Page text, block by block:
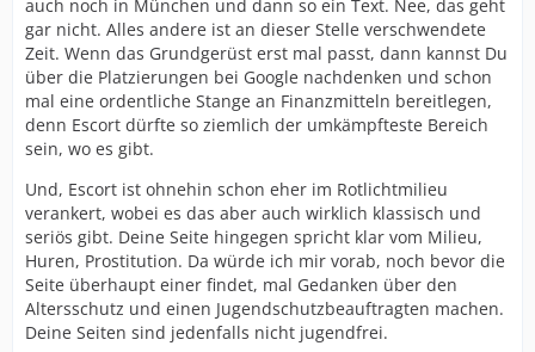
auch noch in München und dann so ein Text. Nee, das geht
gar nicht. Alles andere ist an dieser Stelle verschwendete
Zeit. Wenn das Grundgerüst erst mal passt, dann kannst Du
über die Platzierungen bei Google nachdenken und schon
mal eine ordentliche Stange an Finanzmitteln bereitlegen,
denn Escort dürfte so ziemlich der umkämpfteste Bereich
sein, wo es gibt.
Und, Escort ist ohnehin schon eher im Rotlichtmilieu
verankert, wobei es das aber auch wirklich klassisch und
seriös gibt. Deine Seite hingegen spricht klar vom Milieu,
Huren, Prostitution. Da würde ich mir vorab, noch bevor die
Seite überhaupt einer findet, mal Gedanken über den
Altersschutz und einen Jugendschutzbeauftragten machen.
Deine Seiten sind jedenfalls nicht jugendfrei.